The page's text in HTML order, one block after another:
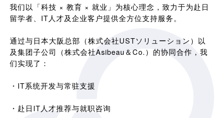
我们以「科技 × 教育 × 就业」为核心理念，致力于为赴日
留学者、IT人才及企业客户提供全方位支持服务。
通过与日本大阪总部（株式会社USTソリューション）以
及集团子公司（株式会社Asibeau＆Co.）的协同合作，我
们实现了：
・IT系统开发与常驻支援
・赴日IT人才推荐与就职咨询